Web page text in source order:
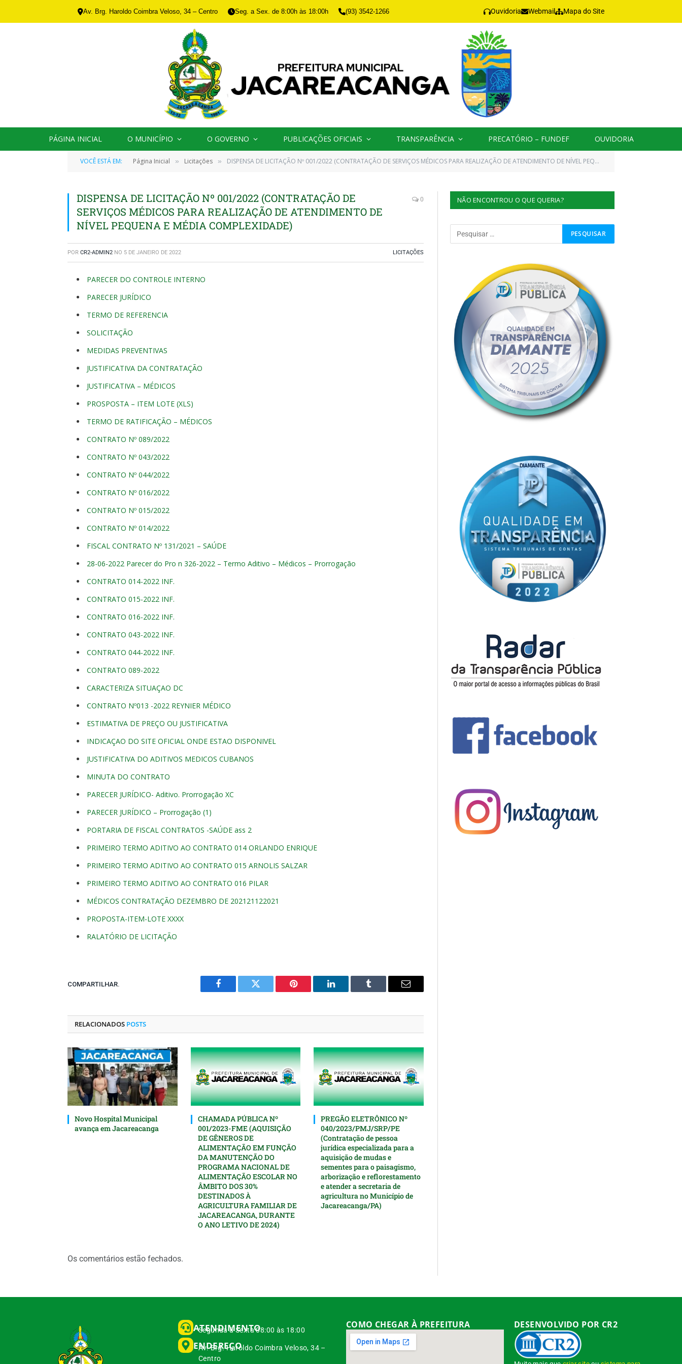
Av. Brg. Haroldo Coimbra Veloso, 34 – Centro Seg. a Sex. de 8:00h às 18:00h (93) 3542-1266 Ouvidoria Webmail Mapa do Site
PÁGINA INICIAL O MUNICÍPIO O GOVERNO PUBLICAÇÕES OFICIAIS TRANSPARÊNCIA PRECATÓRIO – FUNDEF OUVIDORIA
VOCÊ ESTÁ EM: Página Inicial » Licitações » DISPENSA DE LICITAÇÃO Nº 001/2022 (CONTRATAÇÃO DE SERVIÇOS MÉDICOS PARA REALIZAÇÃO DE ATENDIMENTO DE NÍVEL PEQUENA E MÉDIA COMPLEXIDADE)
DISPENSA DE LICITAÇÃO Nº 001/2022 (CONTRATAÇÃO DE
SERVIÇOS MÉDICOS PARA REALIZAÇÃO DE ATENDIMENTO DE
NÍVEL PEQUENA E MÉDIA COMPLEXIDADE)
0
POR CR2-ADMIN2 NO 5 DE JANEIRO DE 2022 LICITAÇÕES
PARECER DO CONTROLE INTERNO
PARECER JURÍDICO
TERMO DE REFERENCIA
SOLICITAÇÃO
MEDIDAS PREVENTIVAS
JUSTIFICATIVA DA CONTRATAÇÃO
JUSTIFICATIVA – MÉDICOS
PROSPOSTA – ITEM LOTE (XLS)
TERMO DE RATIFICAÇÃO – MÉDICOS
CONTRATO Nº 089/2022
CONTRATO Nº 043/2022
CONTRATO Nº 044/2022
CONTRATO Nº 016/2022
CONTRATO Nº 015/2022
CONTRATO Nº 014/2022
FISCAL CONTRATO Nº 131/2021 – SAÚDE
28-06-2022 Parecer do Pro n 326-2022 – Termo Aditivo – Médicos – Prorrogação
CONTRATO 014-2022 INF.
CONTRATO 015-2022 INF.
CONTRATO 016-2022 INF.
CONTRATO 043-2022 INF.
CONTRATO 044-2022 INF.
CONTRATO 089-2022
CARACTERIZA SITUAÇAO DC
CONTRATO Nº013 -2022 REYNIER MÉDICO
ESTIMATIVA DE PREÇO OU JUSTIFICATIVA
INDICAÇAO DO SITE OFICIAL ONDE ESTAO DISPONIVEL
JUSTIFICATIVA DO ADITIVOS MEDICOS CUBANOS
MINUTA DO CONTRATO
PARECER JURÍDICO- Aditivo. Prorrogação XC
PARECER JURÍDICO – Prorrogação (1)
PORTARIA DE FISCAL CONTRATOS -SAÚDE ass 2
PRIMEIRO TERMO ADITIVO AO CONTRATO 014 ORLANDO ENRIQUE
PRIMEIRO TERMO ADITIVO AO CONTRATO 015 ARNOLIS SALZAR
PRIMEIRO TERMO ADITIVO AO CONTRATO 016 PILAR
MÉDICOS CONTRATAÇÃO DEZEMBRO DE 202121122021
PROPOSTA-ITEM-LOTE XXXX
RALATÓRIO DE LICITAÇÃO
COMPARTILHAR.
Facebook Twitter Pinterest
O
Tumblr
E-
RELACIONADOS POSTS
Novo Hospital Municipal
avança em Jacareacanga
CHAMADA PÚBLICA Nº
001/2023-FME (AQUISIÇÃO
DE GÊNEROS DE
ALIMENTAÇÃO EM FUNÇÃO
DA MANUTENÇÃO DO
PROGRAMA NACIONAL DE
ALIMENTAÇÃO ESCOLAR NO
ÂMBITO DOS 30%
DESTINADOS À
AGRICULTURA FAMILIAR DE
JACAREACANGA, DURANTE
O ANO LETIVO DE 2024)
PREGÃO ELETRÔNICO Nº
040/2023/PMJ/SRP/PE
(Contratação de pessoa
jurídica especializada para a
aquisição de mudas e
sementes para o paisagismo,
arborização e reflorestamento
e atender a secretaria de
agricultura no Município de
Jacareacanga/PA)
Os comentários estão fechados.
NÃO ENCONTROU O QUE QUERIA?
ATENDIMENTO
Segunda à Sexta 08:00 às 18:00
ENDEREÇO
Av. Brg. Haroldo Coimbra Veloso, 34 –
Centro
COMO CHEGAR À PREFEITURA DESENVOLVIDO POR CR2